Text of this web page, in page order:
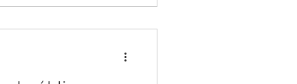
de las Unidades Activas